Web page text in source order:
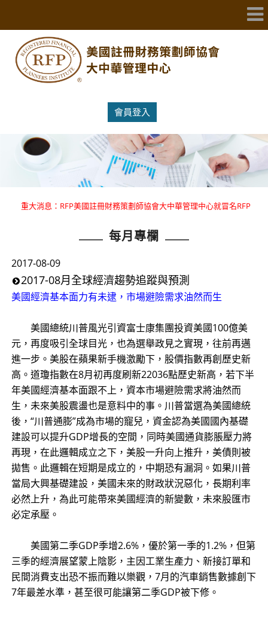
會員登入
重大消息：RFP美國註冊財務策劃師協會大中華管理中心就冒名RFP
重大消息：RFP美國註冊財務策劃師協會大中華管理中心就冒名RFP
每月專欄
2017-08-09
2017-08月全球經濟趨勢追蹤與預測
美國經濟基本面力有未逮，市場避險需求油然而生
美國總統川普風光引資富士康集團投資美國100億美
元，再度吸引全球目光，也為選舉政見之實現，往前再邁
進一步。美股在蘋果新手機激勵下，股價指數再創歷史新
高。道瓊指數在8月初再度刷新22036點歷史新高，若下半
年美國經濟基本面跟不上，資本市場避險需求將油然而
生，未來美股震盪也是意料中的事。川普當選為美國總統
後，“川普通膨”成為市場的寵兒，資金認為美國國內基礎
建設可以提升GDP增長的空間，同時美國通貨膨脹壓力將
再現，在此邏輯成立之下，美股一升向上推升，美債則被
拋售。此邏輯在短期是成立的，中期恐有漏洞。如果川普
當局大興基礎建設，美國未來的財政狀況惡化，長期利率
必然上升，為此可能帶來美國經濟的新變數，未來股匯市
必定承壓。
美國第二季GDP季增2.6%，優於第一季的1.2%，但第
三季的經濟展望蒙上陰影，主因工業生產力、新接訂單和
民間消費支出恐不振而難以樂觀，7月的汽車銷售數據創下
7年最差水準，甚至很可能讓第二季GDP被下修。